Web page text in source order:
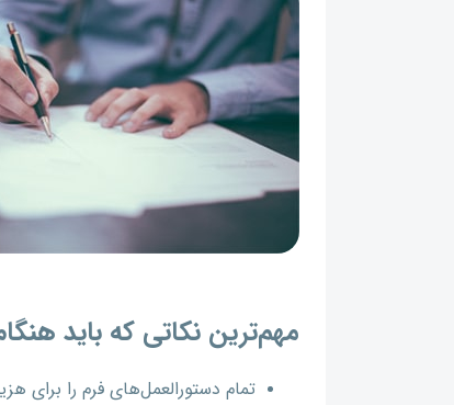
مهم‌ترین نکاتی که باید
تمام دستورالعمل‌های فرم را برای